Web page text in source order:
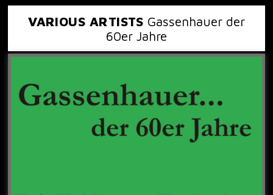
VARIOUS ARTISTS Gassenhauer der
60er Jahre